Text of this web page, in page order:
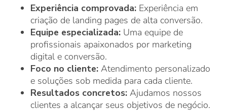
Experiência comprovada: Experiência em
criação de landing pages de alta conversão.
Equipe especializada: Uma equipe de
profissionais apaixonados por marketing
digital e conversão.
Foco no cliente: Atendimento personalizado
e soluções sob medida para cada cliente.
Resultados concretos: Ajudamos nossos
clientes a alcançar seus objetivos de negócio.